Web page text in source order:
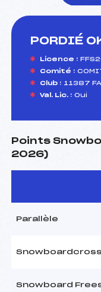
PORDIÉ
Licence :
Comité :
Club : 11387
Val. Lic. : Oui
Points
2026)
Parallèle
Snowboardcross
Snowboard